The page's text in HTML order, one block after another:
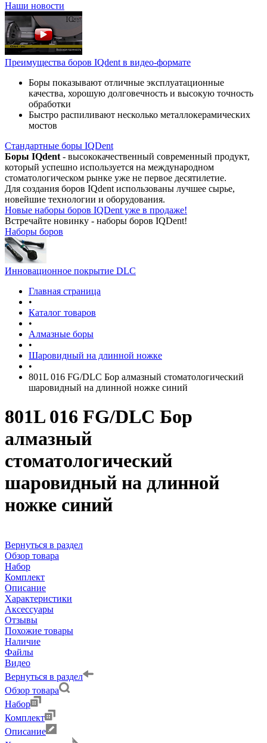
Наши новости
Преимущества боров IQdent в видео-формате
Боры показывают отличные эксплуатационные
качества, хорошую долговечность и высокую точность
обработки
Быстро распиливают несколько металлокерамических
мостов
Стандартные боры IQDent
Боры IQdent - высококачественный современный продукт,
который успешно используется на международном
стоматологическом рынке уже не первое десятилетие.
Для создания боров IQdent использованы лучшее сырье,
новейшие технологии и оборудования.
Новые наборы боров IQDent уже в продаже!
Встречайте новинку - наборы боров IQDent!
Наборы боров
Инновационное покрытие DLC
Главная страница
•
Каталог товаров
•
Алмазные боры
•
Шаровидный на длинной ножке
•
801L 016 FG/DLC Бор алмазный стоматологический
шаровидный на длинной ножке синий
801L 016 FG/DLC Бор
алмазный
стоматологический
шаровидный на длинной
ножке синий
Вернуться в раздел
Обзор товара
Набор
Комплект
Описание
Характеристики
Аксессуары
Отзывы
Похожие товары
Наличие
Файлы
Видео
Вернуться в раздел
Обзор товара
Набор
Комплект
Описание